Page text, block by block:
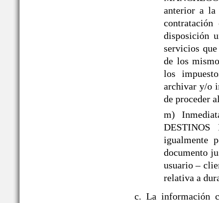
anterior a la
disposición
servicios
de los
los
archivar y/o
de proceder
m)
igualmente
documento
usuario –
relativa a
c. La información